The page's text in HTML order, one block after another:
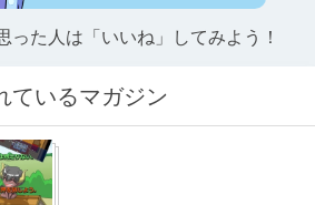
った人は「いいね」してみよう！
ているマガジン